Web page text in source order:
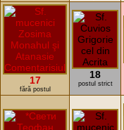
17
fără postul
18
postul strict